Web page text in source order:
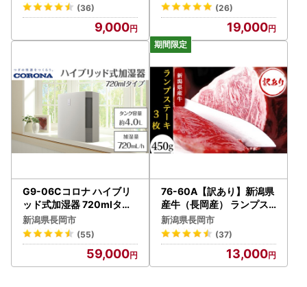
(36)
9,000
(26)
19,000
G9-06Cコロナ ハイブリ
ッド式加湿器 720mlタイ
プ UF-H7225R(W)
新潟県長岡市
(55)
59,000
76-60A【訳あり】新潟県
産牛（長岡産） ランプス
テーキ3枚（計450g）
新潟県長岡市
(37)
13,000